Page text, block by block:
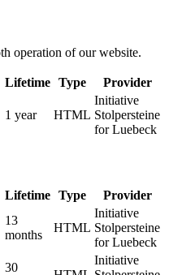
operation of our website.
Lifetime Type Provider
1 year HTML
Initiative
Stolpersteine
for Luebeck
Lifetime Type Provider
13
months
HTML
Initiative
Stolpersteine
for Luebeck
30
Initiative